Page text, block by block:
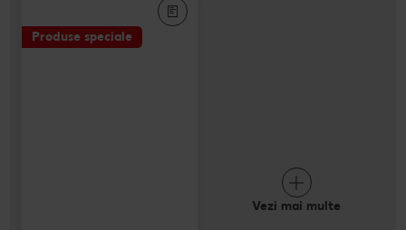
Produse speciale
Vezi mai multe